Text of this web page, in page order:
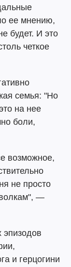
ее мнению,
будет. И это
четкое
семья: "Но
на нее
боли,
возможное,
не просто
—
эпизодов
и герцогини